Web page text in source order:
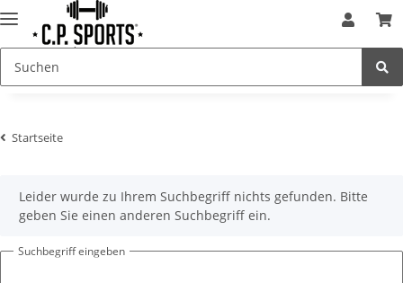
Startseite
xLeider wurde zu Ihrem Suchbegriff nichts gefunden. Bitte
geben Sie einen anderen Suchbegriff ein.
Suchbegriff eingeben